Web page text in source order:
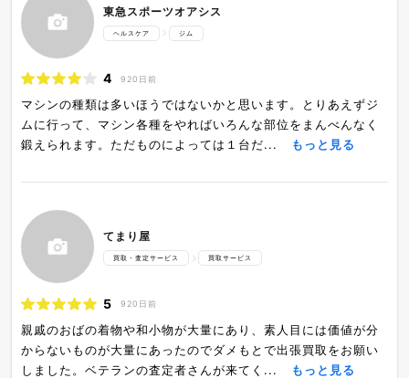
東急スポーツオアシス
ヘルスケア ジム
4 920日前
マシンの種類は多いほうではないかと思います。とりあえずジ
ムに行って、マシン各種をやればいろんな部位をまんべんなく
鍛えられます。ただものによっては１台だ...
もっと見る
てまり屋
買取・査定サービス 買取サービス
5 920日前
親戚のおばの着物や和小物が大量にあり、素人目には価値が分
からないものが大量にあったのでダメもとで出張買取をお願い
しました。ベテランの査定者さんが来てく...
もっと見る